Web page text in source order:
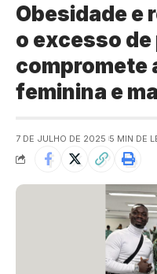
Obesidade e
o excesso de
compromete
feminina e
7 DE JULHO DE 2025 5 MIN DE